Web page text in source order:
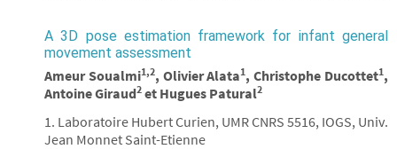
A 3D pose estimation framework for infant general
movement assessment
Ameur Soualmi1,2, Olivier Alata1, Christophe Ducottet1,
Antoine Giraud2 et Hugues Patural2
1. Laboratoire Hubert Curien, UMR CNRS 5516, IOGS, Univ.
Jean Monnet Saint-Etienne